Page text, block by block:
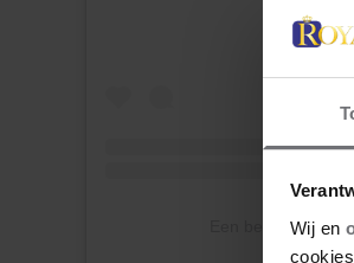
Wij en
Een bericht